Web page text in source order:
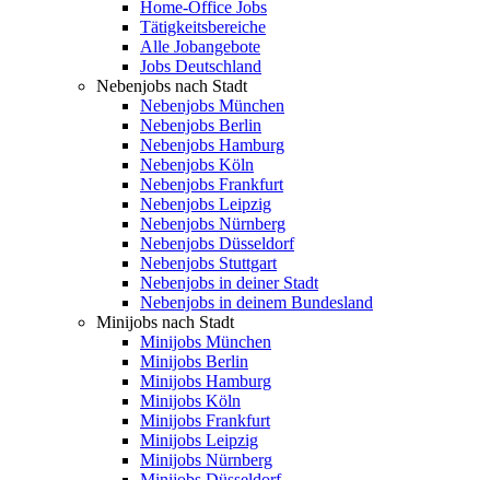
Home-Office Jobs
Tätigkeitsbereiche
Alle Jobangebote
Jobs Deutschland
Nebenjobs nach Stadt
Nebenjobs München
Nebenjobs Berlin
Nebenjobs Hamburg
Nebenjobs Köln
Nebenjobs Frankfurt
Nebenjobs Leipzig
Nebenjobs Nürnberg
Nebenjobs Düsseldorf
Nebenjobs Stuttgart
Nebenjobs in deiner Stadt
Nebenjobs in deinem Bundesland
Minijobs nach Stadt
Minijobs München
Minijobs Berlin
Minijobs Hamburg
Minijobs Köln
Minijobs Frankfurt
Minijobs Leipzig
Minijobs Nürnberg